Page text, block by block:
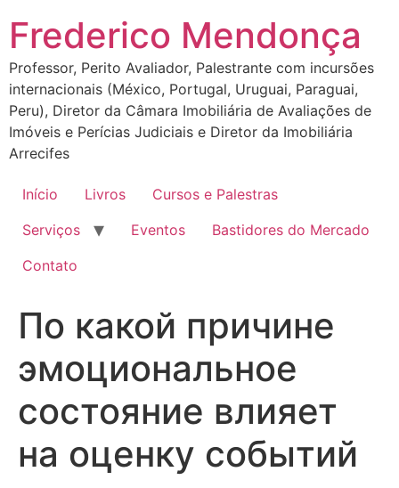
para
conteúdo
Frederico Mendonça
Professor, Perito Avaliador, Palestrante com incursões
internacionais (México, Portugal, Uruguai, Paraguai,
Peru), Diretor da Câmara Imobiliária de Avaliações de
Imóveis e Perícias Judiciais e Diretor da Imobiliária
Arrecifes
Início Livros
Cursos e Palestras
Serviços
Eventos
Bastidores do Mercado
Contato
По какой причине
эмоциональное
состояние влияет
на оценку событий